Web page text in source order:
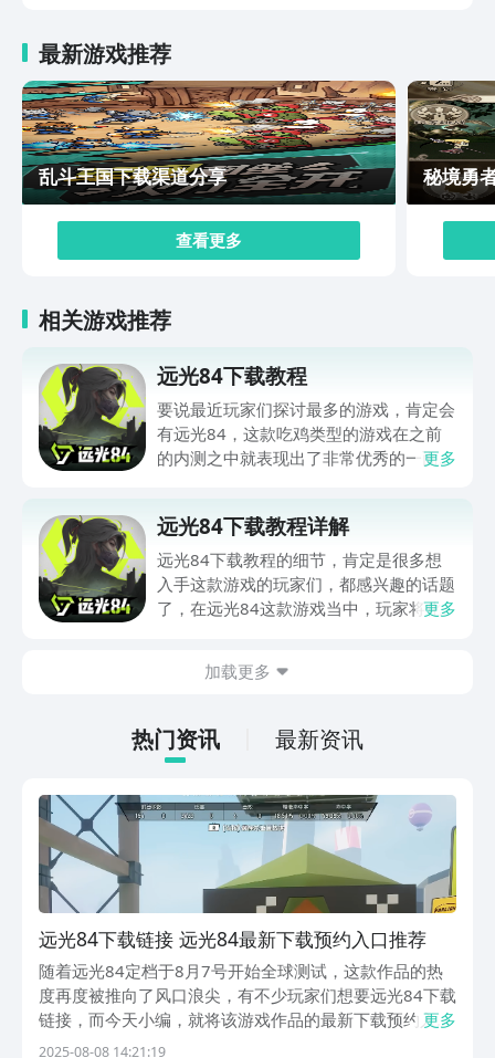
完美的射击高光时刻。
最新游戏推荐
乱斗王国下载渠道分享
查看更多
秘境勇
相关游戏推荐
远光84下载教程
要说最近玩家们探讨最多的游戏，肯定会
有远光84，这款吃鸡类型的游戏在之前
的内测之中就表现出了非常优秀的一面。
想必很多玩家们都看了其资料和试玩视
频，觉得非常有意思，所以才到处打听关
于这款游戏的公测情况。
更多
远光84下载教程详解
远光84下载教程的细节，肯定是很多想
入手这款游戏的玩家们，都感兴趣的话题
了，在远光84这款游戏当中，玩家将化
带来，这款游戏具体的下载教程，希望这
更多
加载更多
热门资讯 最新资讯
远光84下载链接 远光84最新下载预约入口推荐
随着远光84定档于8月7号开始全球测试，这款作品的热
度再度被推向了风口浪尖，有不少玩家们想要远光84下载
链接，而今天小编，就将该游戏作品的最新下载预约入
口，在下方进行了分享，大家要想抢先进入游戏，可直接
更多
2025-08-08 14:21:19